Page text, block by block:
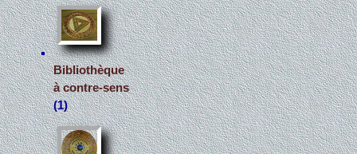
Bibliothèque
à contre-sens
(1)